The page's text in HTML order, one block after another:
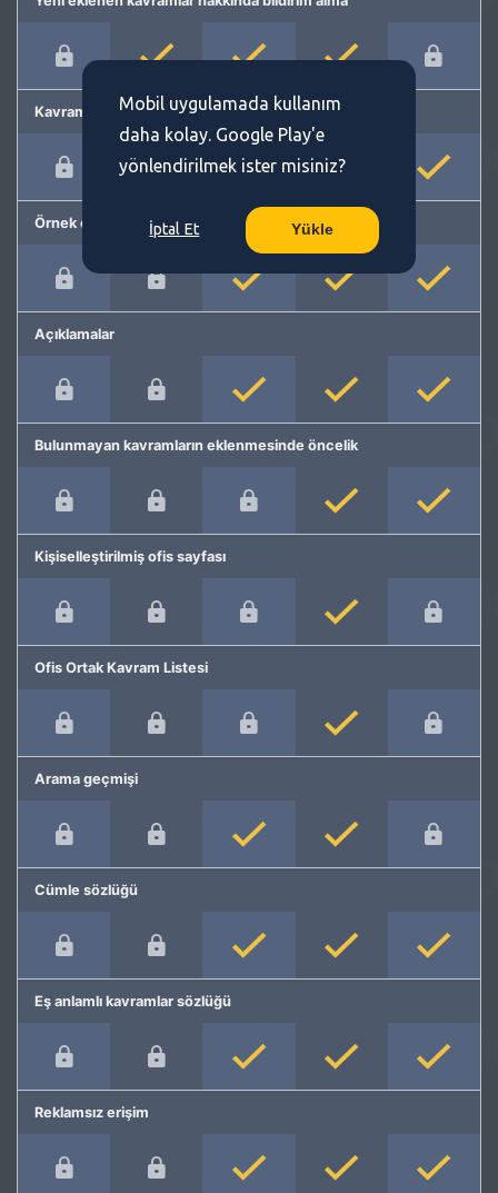
Kavram önerme
Örnek cümleler
Açıklamalar
Bulunmayan kavramların eklenmesinde öncelik
Kişiselleştirilmiş ofis sayfası
Ofis Ortak Kavram Listesi
Arama geçmişi
Cümle sözlüğü
Eş anlamlı kavramlar sözlüğü
Reklamsız erişim
Mobil uygulamada kullanım
daha kolay. Google Play'e
yönlendirilmek ister misiniz?
İptal Et Yükle